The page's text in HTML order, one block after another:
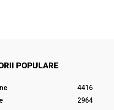
POPULARE
4416
2964